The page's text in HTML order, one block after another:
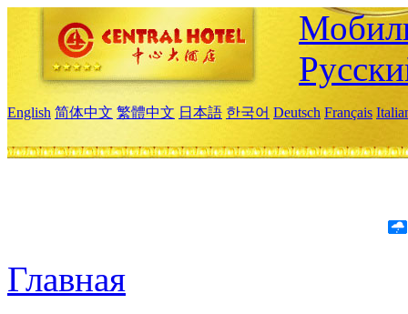
English 简体中文 繁體中文 日本語 한국어 Deutsch Français
Главная